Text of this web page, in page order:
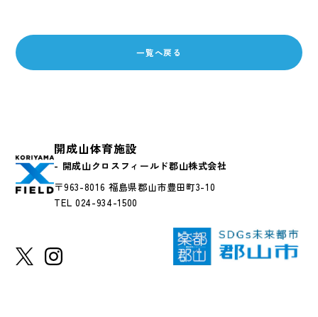
一覧へ戻る
開成山体育施設
- 開成山クロスフィールド郡山株式会社
〒963-8016 福島県郡山市豊田町3-10
TEL 024-934-1500